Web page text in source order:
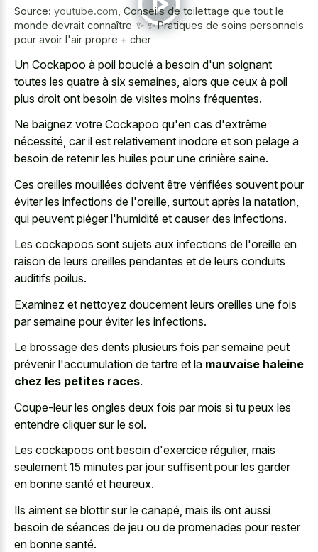
Source: youtube.com Conseils de toilettage que tout le
monde devrait connaître ✨ ✨ Pratiques de soins personnels
pour avoir l'air propre + cher
Un Cockapoo à poil bouclé a besoin d'un soignant
toutes les quatre à six semaines, alors que ceux à poil
plus droit ont besoin de visites moins fréquentes.
Ne baignez votre Cockapoo qu'en cas d'extrême
nécessité, car il est relativement inodore et son pelage a
besoin de retenir les huiles pour une crinière saine.
Ces oreilles mouillées doivent être vérifiées souvent pour
éviter les infections de l'oreille, surtout après la natation,
qui peuvent piéger l'humidité et causer des infections.
Les cockapoos sont sujets aux infections de l'oreille en
raison de leurs oreilles pendantes et de leurs conduits
auditifs poilus.
Examinez et nettoyez doucement leurs oreilles une fois
par semaine pour éviter les infections.
Le brossage des dents plusieurs fois par semaine peut
prévenir l'accumulation de tartre et la mauvaise haleine
chez les petites races.
Coupe-leur les ongles deux fois par mois si tu peux les
entendre cliquer sur le sol.
Les cockapoos ont besoin d'exercice régulier, mais
seulement 15 minutes par jour suffisent pour les garder
en bonne santé et heureux.
Ils aiment se blottir sur le canapé, mais ils ont aussi
besoin de séances de jeu ou de promenades pour rester
en bonne santé.